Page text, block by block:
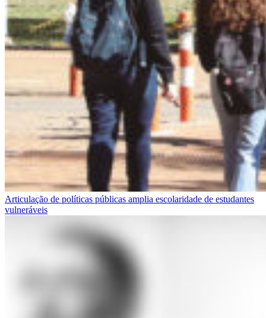
Articulação de políticas públicas amplia escolaridade de estudantes
vulneráveis